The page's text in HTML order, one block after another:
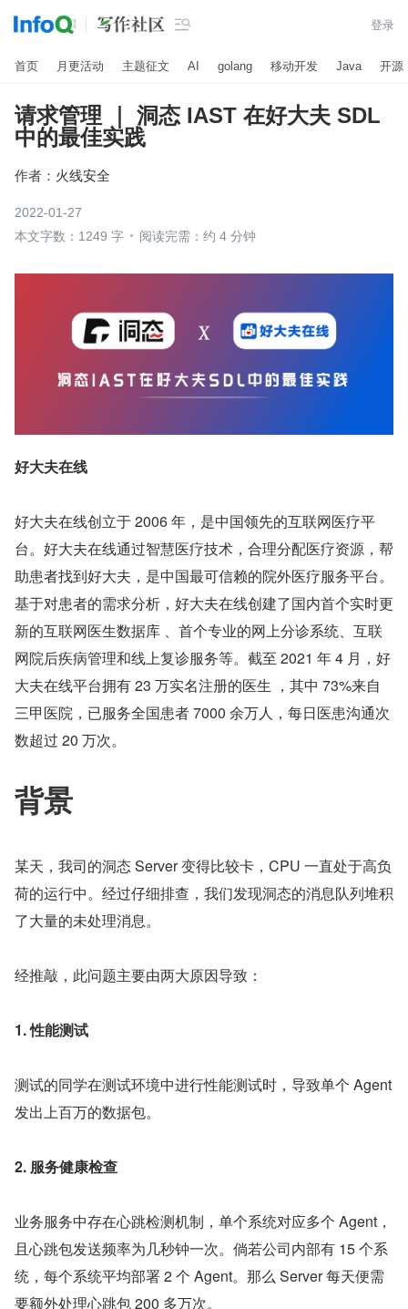
 登录
首页 月更活动 主题征文 AI golang 移动开发 Java 开源
请求管理 ｜ 洞态 IAST 在好大夫 SDL
中的最佳实践
作者： 火线安全
2022-01-27
本文字数：1249 字
阅读完需：约 4 分钟
好大夫在线
好大夫在线创立于 2006 年，是中国领先的互联网医疗平
台。好大夫在线通过智慧医疗技术，合理分配医疗资源，帮
助患者找到好大夫，是中国最可信赖的院外医疗服务平台。
基于对患者的需求分析，好大夫在线创建了国内首个实时更
新的互联网医生数据库 、首个专业的网上分诊系统、互联
网院后疾病管理和线上复诊服务等。截至 2021 年 4 月，好
大夫在线平台拥有 23 万实名注册的医生 ，其中 73%来自
三甲医院，已服务全国患者 7000 余万人，每日医患沟通次
数超过 20 万次。
背景
某天，我司的洞态 Server 变得比较卡，CPU 一直处于高负
荷的运行中。经过仔细排查，我们发现洞态的消息队列堆积
了大量的未处理消息。
经推敲，此问题主要由两大原因导致：
1. 性能测试
测试的同学在测试环境中进行性能测试时，导致单个 Agent
发出上百万的数据包。
2. 服务健康检查
业务服务中存在心跳检测机制，单个系统对应多个 Agent，
且心跳包发送频率为几秒钟一次。倘若公司内部有 15 个系
统，每个系统平均部署 2 个 Agent。那么 Server 每天便需
要额外处理心跳包 200 多万次。